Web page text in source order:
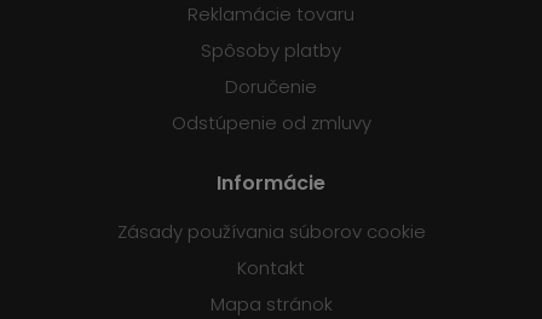
Reklamácie tovaru
Spôsoby platby
Doručenie
Odstúpenie od zmluvy
Informácie
Zásady používania súborov cookie
Kontakt
Mapa stránok